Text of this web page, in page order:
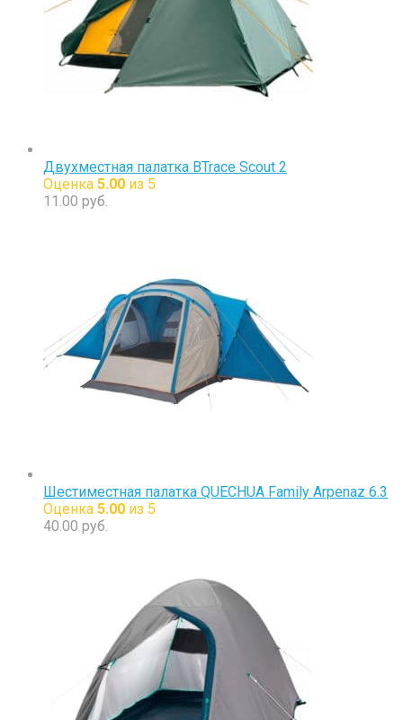
Двухместная палатка BTrace Scout 2
Оценка 5.00 из 5
11.00 руб.
Шестиместная палатка QUECHUA Family Arpenaz 6.3
Оценка 5.00 из 5
40.00 руб.